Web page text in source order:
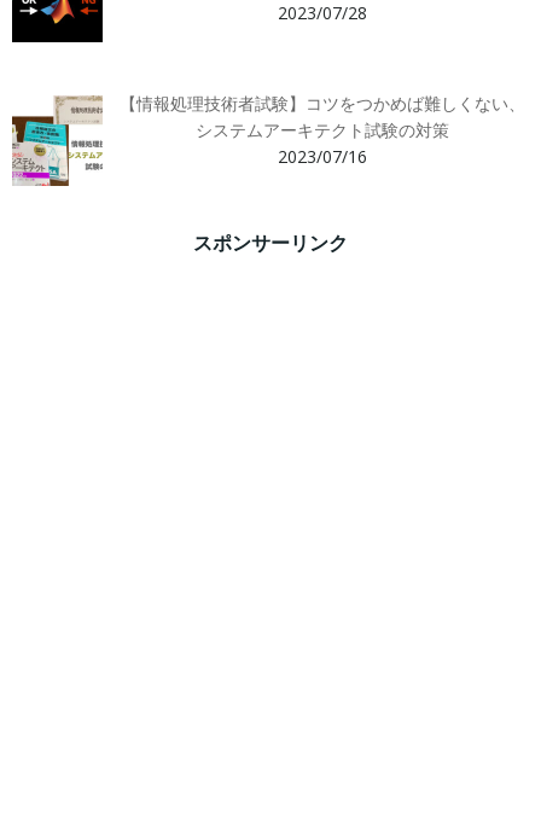
2023/07/28
【情報処理技術者試験】コツをつかめば難しくない、
システムアーキテクト試験の対策
2023/07/16
スポンサーリンク